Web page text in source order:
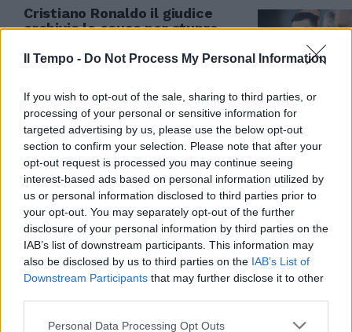
Il Tempo - Do Not Process My Personal Information
If you wish to opt-out of the sale, sharing to third parties, or
processing of your personal or sensitive information for
targeted advertising by us, please use the below opt-out
section to confirm your selection. Please note that after your
opt-out request is processed you may continue seeing
interest-based ads based on personal information utilized by
us or personal information disclosed to third parties prior to
your opt-out. You may separately opt-out of the further
disclosure of your personal information by third parties on the
IAB’s list of downstream participants. This information may
also be disclosed by us to third parties on the IAB’s List of
Downstream Participants that may further disclose it to other
Personal Data Processing Opt Outs
Cristiano Ronaldo il giudice
archivia la causa per stupro.
11/06/2022
L'AGGRESSIONE
La butta a terra e prova a
stuprarla in pieno giorno: come
hanno fermato la bestia, orrore
in strada
27/03/2022
UN VICOLO DI ROMA
La doppia violenza dei tunisini di
sequestro di persona oltre che
di stupro